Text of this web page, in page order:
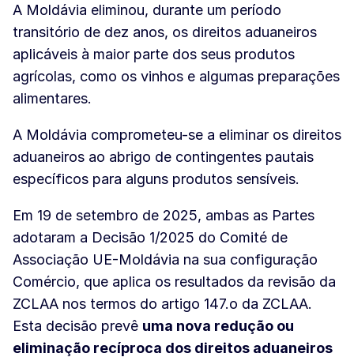
A Moldávia eliminou, durante um período
transitório de dez anos, os direitos aduaneiros
aplicáveis à maior parte dos seus produtos
agrícolas, como os vinhos e algumas preparações
alimentares.
A Moldávia comprometeu-se a eliminar os direitos
aduaneiros ao abrigo de contingentes pautais
específicos para alguns produtos sensíveis.
Em 19 de setembro de 2025, ambas as Partes
adotaram a Decisão 1/2025 do Comité de
Associação UE-Moldávia na sua configuração
Comércio, que aplica os resultados da revisão da
ZCLAA nos termos do artigo 147.o da ZCLAA.
Esta decisão prevê uma nova redução ou
eliminação recíproca dos direitos aduaneiros